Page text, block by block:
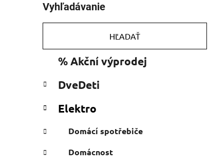
o
č
ý
n
e
Vyhľadávanie
HĽADAŤ
kategórie
e
ó
i
% Akční výprodej
DveDeti
Elektro
Domácí spotřebiče
Domácnost